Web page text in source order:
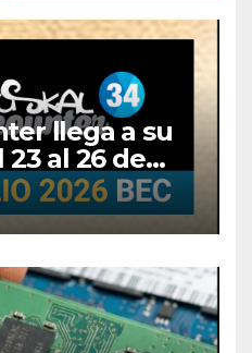
llega a su
al 26 de